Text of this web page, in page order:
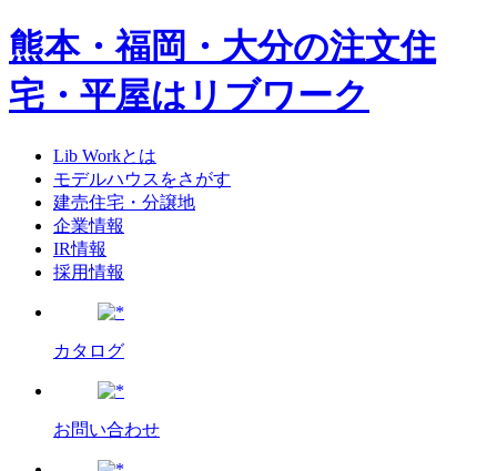
熊本・福岡・大分の注文住
宅・平屋はリブワーク
Lib Workとは
モデルハウスをさがす
建売住宅・分譲地
企業情報
IR情報
採用情報
カタログ
お問い合わせ